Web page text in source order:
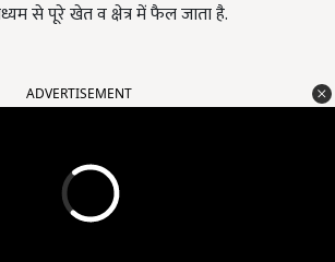
से पूरे खेत व क्षेत्र में फैल जाता है.
ADVERTISEMENT